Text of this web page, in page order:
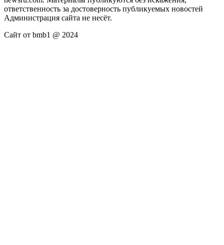
ответственность за достоверность публикуемых новостей
Администрация сайта не несёт.
Сайт от bmb1 @ 2024